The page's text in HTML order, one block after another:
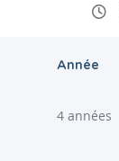
Année
4 années